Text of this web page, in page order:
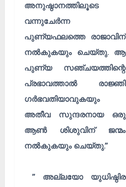
അനുഷ്ഠാനത്തിലൂടെ
വന്നുചേർന്ന
പുണ്യഫലത്തെ രാജാവിന്
നൽകുകയും ചെയ്തു. ആ
പുണ്യ സഞ്ചയത്തിന്റെ
പ്രഭാവത്താൽ രാജ്ഞി
ഗർഭവതിയാവുകയും
അതീവ സുന്ദരനായ ഒരു
ആൺ ശിശുവിന് ജന്മം
നൽകുകയും ചെയ്തു.”
” അല്ലയോ യുധിഷ്ഠിര